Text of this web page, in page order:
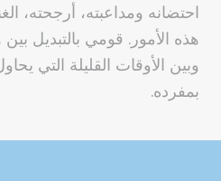
احتضانه ومداعبته، أرجحته،
هذه الأمور. قومي بالتبديل
وبين الأوقات القليلة التي
بمفرده.